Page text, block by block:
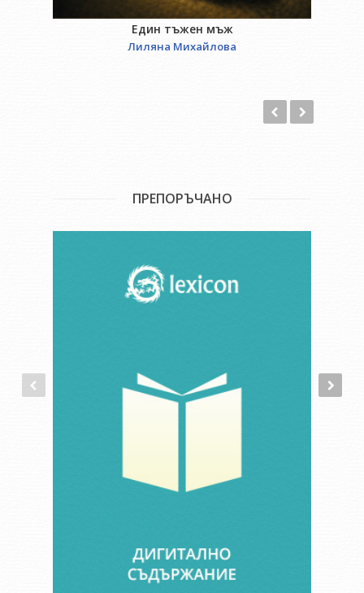
Един тъжен мъж
Лиляна Михайлова
ПРЕПОРЪЧАНО